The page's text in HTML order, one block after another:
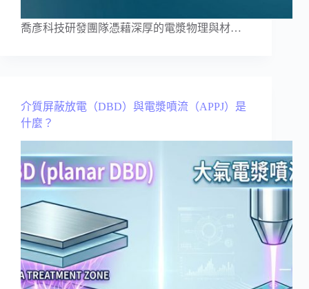
喬彥科技研發團隊憑藉深厚的電漿物理與材…
介質屏蔽放電（DBD）與電漿噴流（APPJ）是
什麼？